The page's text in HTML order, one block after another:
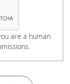
are a human